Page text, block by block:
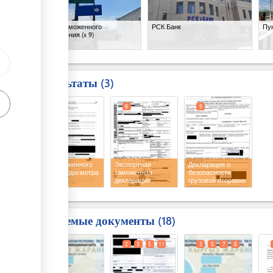
Место таможенного
оформления(x 9)
РСК Банк
Результаты 3
Акт таможенного
осмотра/досмотра
Экспортная
таможенная
декларация
8
Декларация о
безопасности
грузовой отправки
с печатью
9
Требуемые документы 18
2 3 5 11 3 5 7 8